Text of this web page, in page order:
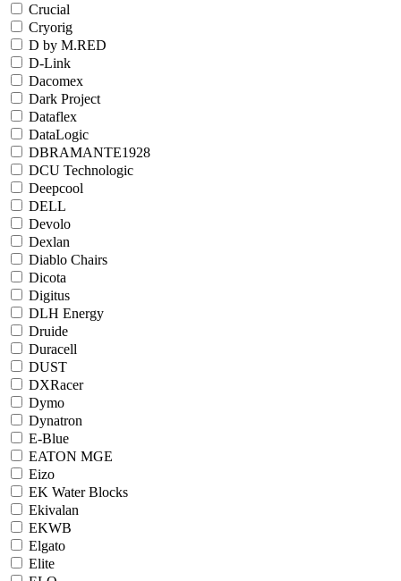
Crucial
Cryorig
D by M.RED
D-Link
Dacomex
Dark Project
Dataflex
DataLogic
DBRAMANTE1928
DCU Technologic
Deepcool
DELL
Devolo
Dexlan
Diablo Chairs
Dicota
Digitus
DLH Energy
Druide
Duracell
DUST
DXRacer
Dymo
Dynatron
E-Blue
EATON MGE
Eizo
EK Water Blocks
Ekivalan
EKWB
Elgato
Elite